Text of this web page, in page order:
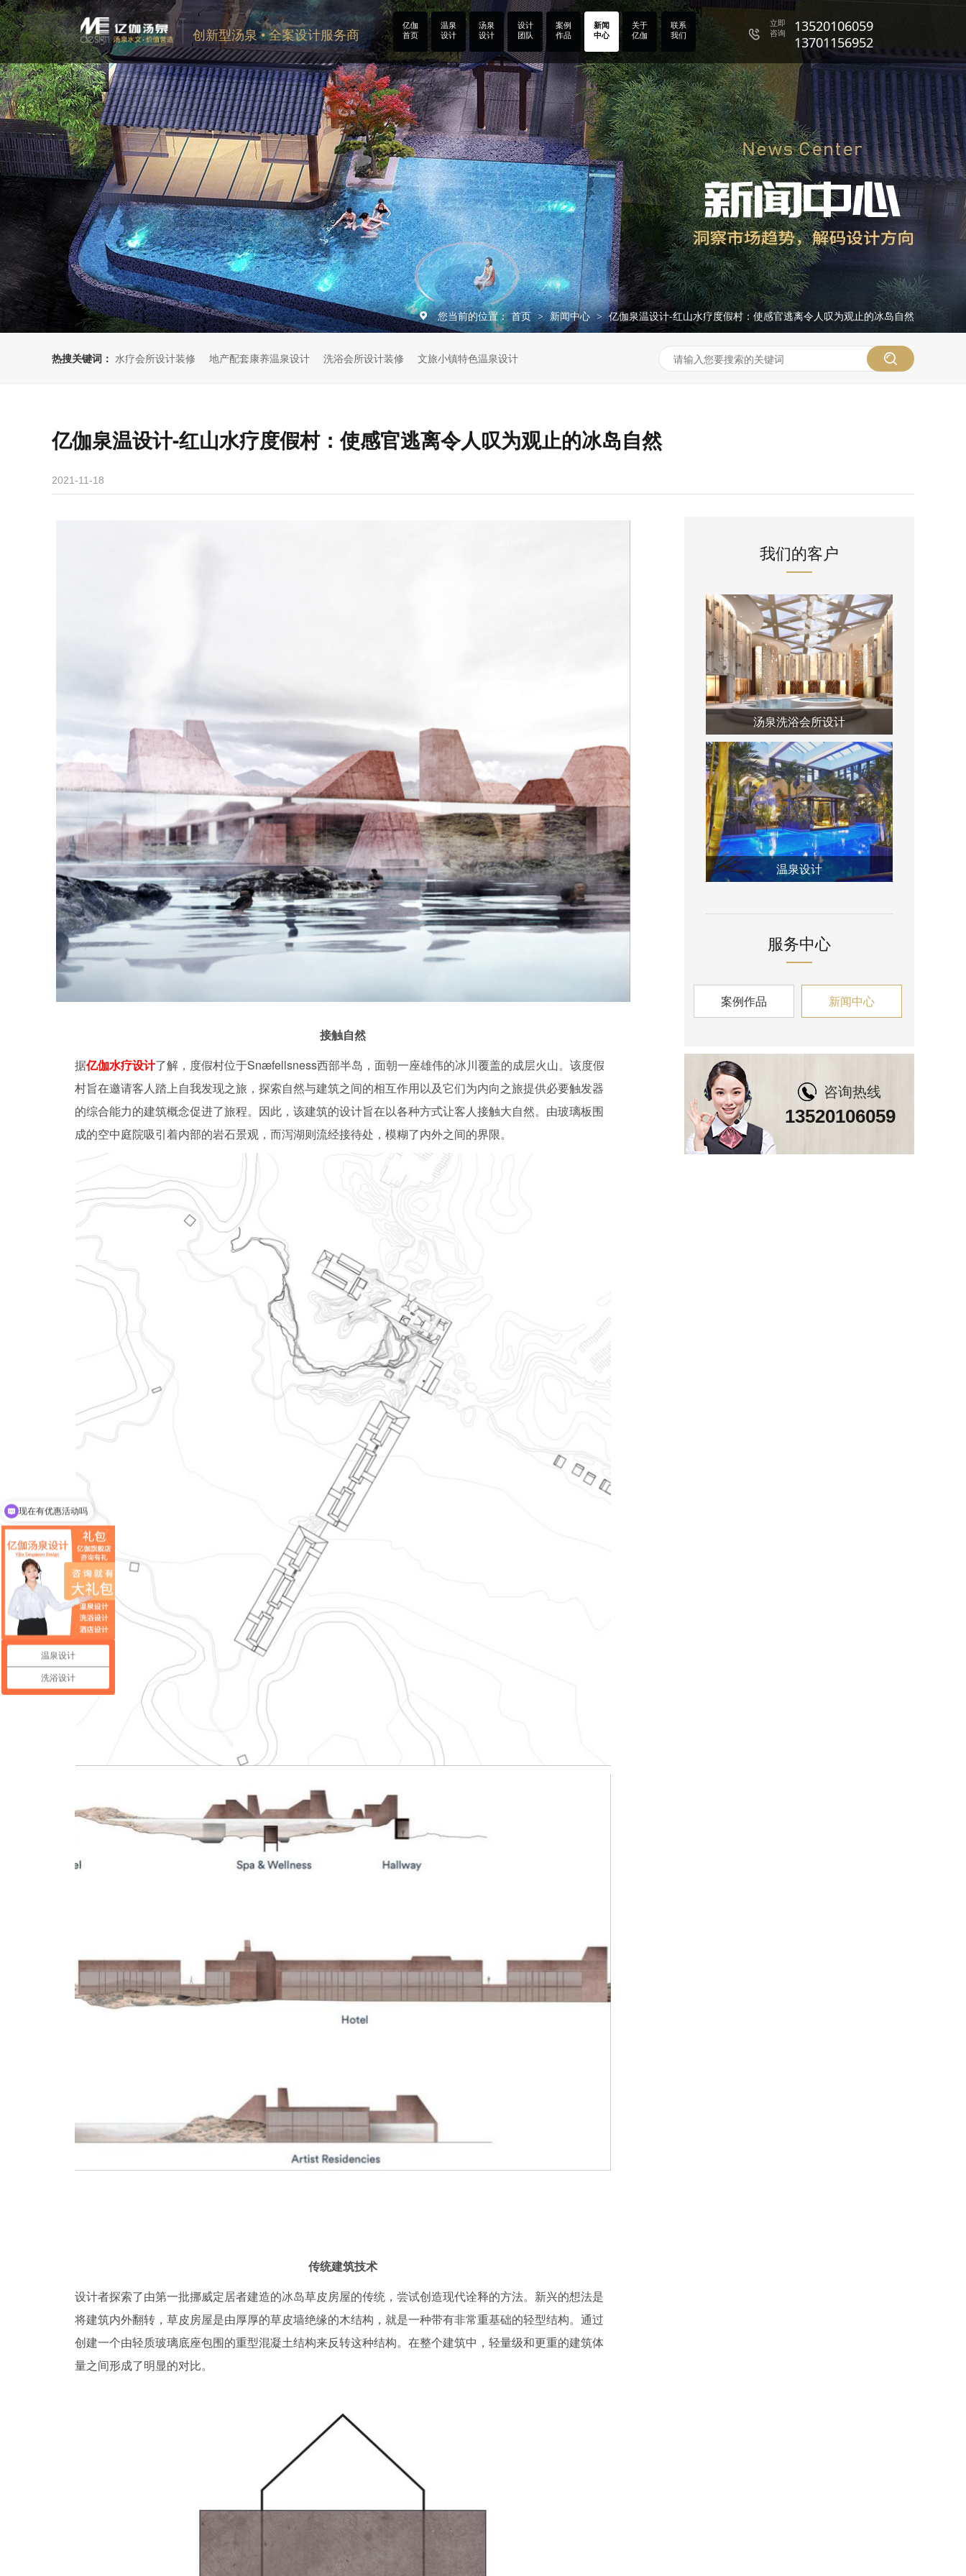
创新型汤泉 • 全案设计服务商
亿伽
首页
温泉
设计
汤泉
设计
设计
团队
案例
作品
新闻
中心
关于
亿伽
联系
我们
立即
咨询
13701156952
13520106059
13701156952
13520106059
13701156952
您当前的位置： 首页 > 新闻中心 > 亿伽泉温设计-红山水疗度假村：使感官逃离令人叹为观止的冰岛自然
热搜关键词： 水疗会所设计装修 地产配套康养温泉设计 洗浴会所设计装修 文旅小镇特色温泉设计
亿伽泉温设计-红山水疗度假村：使感官逃离令人叹为观止的冰岛自然
2021-11-18
接触自然
据亿伽水疗设计了解，度假村位于Snæfellsness西部半岛，面朝一座雄伟的冰川覆盖的成层火山。该度假
村旨在邀请客人踏上自我发现之旅，探索自然与建筑之间的相互作用以及它们为内向之旅提供必要触发器
的综合能力的建筑概念促进了旅程。因此，该建筑的设计旨在以各种方式让客人接触大自然。由玻璃板围
成的空中庭院吸引着内部的岩石景观，而泻湖则流经接待处，模糊了内外之间的界限。
传统建筑技术
设计者探索了由第一批挪威定居者建造的冰岛草皮房屋的传统，尝试创造现代诠释的方法。新兴的想法是
将建筑内外翻转，草皮房屋是由厚厚的草皮墙绝缘的木结构，就是一种带有非常重基础的轻型结构。通过
创建一个由轻质玻璃底座包围的重型混凝土结构来反转这种结构。在整个建筑中，轻量级和更重的建筑体
量之间形成了明显的对比。
我们的客户
汤泉洗浴会所设计
温泉设计
服务中心
案例作品 新闻中心
咨询热线
13520106059
温泉设计
洗浴设计
可以介绍下你们的产品么